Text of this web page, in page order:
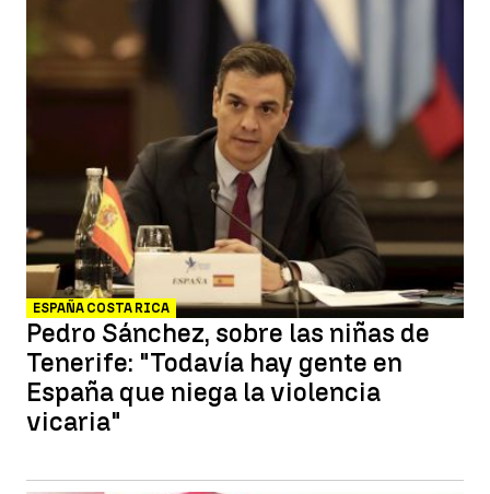
ESPAÑA COSTA RICA
Pedro Sánchez, sobre las niñas de
Tenerife: "Todavía hay gente en
España que niega la violencia
vicaria"